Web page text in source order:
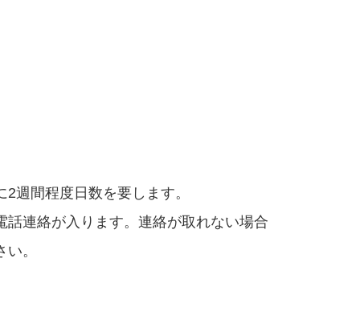
週間程度日数を要します。
連絡が入ります。連絡が取れない場合
。